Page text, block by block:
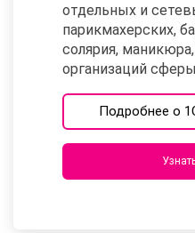
отдельных и
парикмахерских,
солярия,
организаций
Подробнее о